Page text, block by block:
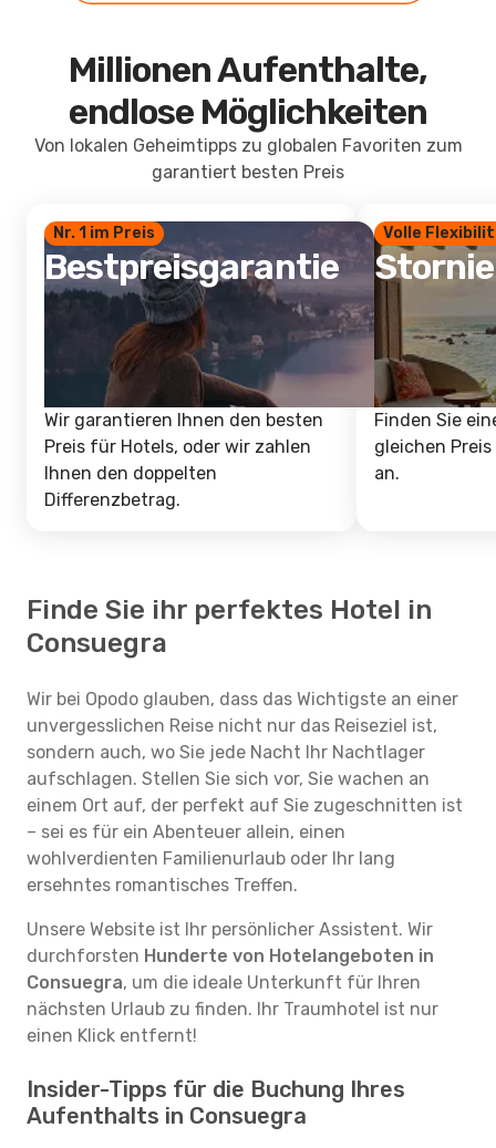
Millionen Aufenthalte,
endlose Möglichkeiten
Von lokalen Geheimtipps zu globalen Favoriten zum
garantiert besten Preis
Nr. 1 im Preis
Bestpreisgarantie
Wir garantieren Ihnen den besten
Preis für Hotels, oder wir zahlen
Ihnen den doppelten
Differenzbetrag.
Volle
Finden Sie
gleichen
an.
Finde Sie ihr perfektes Hotel in
Consuegra
Wir bei Opodo glauben, dass das Wichtigste an einer
unvergesslichen Reise nicht nur das Reiseziel ist,
sondern auch, wo Sie jede Nacht Ihr Nachtlager
aufschlagen. Stellen Sie sich vor, Sie wachen an
einem Ort auf, der perfekt auf Sie zugeschnitten ist
– sei es für ein Abenteuer allein, einen
wohlverdienten Familienurlaub oder Ihr lang
ersehntes romantisches Treffen.
Unsere Website ist Ihr persönlicher Assistent. Wir
durchforsten Hunderte von Hotelangeboten in
Consuegra, um die ideale Unterkunft für Ihren
nächsten Urlaub zu finden. Ihr Traumhotel ist nur
einen Klick entfernt!
Insider-Tipps für die Buchung Ihres
Aufenthalts in Consuegra